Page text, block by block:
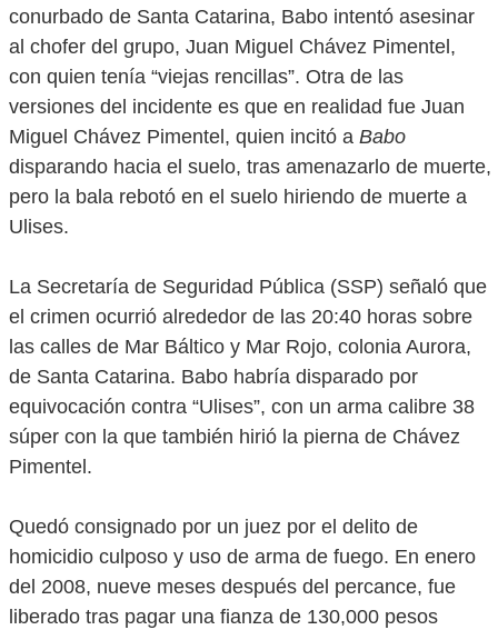
conurbado de Santa Catarina, Babo intentó asesinar
al chofer del grupo, Juan Miguel Chávez Pimentel,
con quien tenía “viejas rencillas”. Otra de las
versiones del incidente es que en realidad fue Juan
Miguel Chávez Pimentel, quien incitó a Babo
disparando hacia el suelo, tras amenazarlo de muerte,
pero la bala rebotó en el suelo hiriendo de muerte a
Ulises.
La Secretaría de Seguridad Pública (SSP) señaló que
el crimen ocurrió alrededor de las 20:40 horas sobre
las calles de Mar Báltico y Mar Rojo, colonia Aurora,
de Santa Catarina. Babo habría disparado por
equivocación contra “Ulises”, con un arma calibre 38
súper con la que también hirió la pierna de Chávez
Pimentel.
Quedó consignado por un juez por el delito de
homicidio culposo y uso de arma de fuego. En enero
del 2008, nueve meses después del percance, fue
liberado tras pagar una fianza de 130,000 pesos